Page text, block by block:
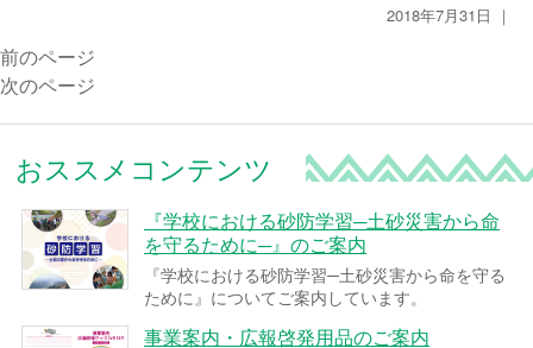
2018年7月31日 ｜
前のページ
次のページ
おススメコンテンツ
『学校における砂防学習─土砂災害から命
を守るために─』のご案内
『学校における砂防学習─土砂災害から命を守る
ために』についてご案内しています。
事業案内・広報啓発用品のご案内